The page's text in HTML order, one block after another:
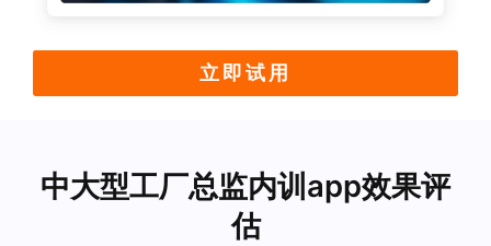
立即试用
中大型工厂总监内训app效果评
估